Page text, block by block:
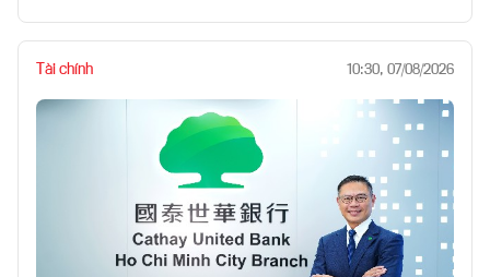
Tài chính 10:30, 07/08/2026